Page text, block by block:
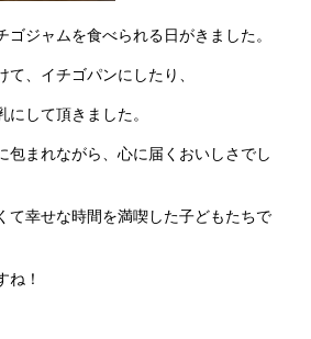
ジャムを食べられる日がきました。
、イチゴパンにしたり、
して頂きました。
包まれながら、心に届くおいしさでし
て幸せな時間を満喫した子どもたちで
ね！